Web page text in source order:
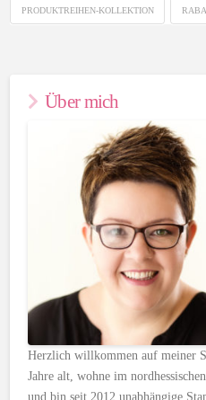
PRODUKTREIHEN-KOLLEKTION
Über mich
Herzlich willkommen auf meiner
Jahre alt, wohne im
und bin seit 2012 unabhängige